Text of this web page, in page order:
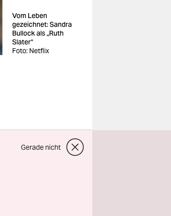
Vom Leben
gezeichnet: Sandra
Bullock als „Ruth
Slater“
Foto: Netflix
Gerade nicht